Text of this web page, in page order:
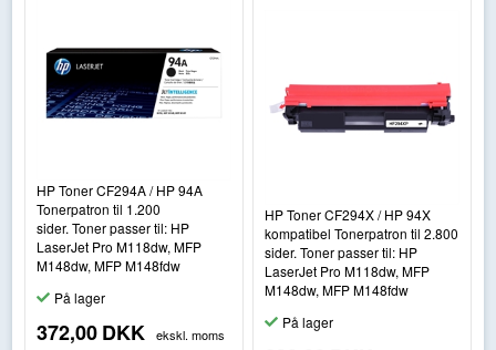
HP Toner CF294A / HP 94A
Tonerpatron til 1.200
sider. Toner passer til: HP
LaserJet Pro M118dw, MFP
M148dw, MFP M148fdw
På lager
372,00DKK
ekskl. moms
HP Toner CF294X / HP 94X
kompatibel Tonerpatron til 2.800
sider. Toner passer til: HP
LaserJet Pro M118dw, MFP
M148dw, MFP M148fdw
På lager